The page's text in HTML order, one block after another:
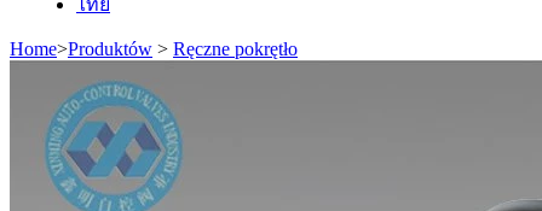
ไทย
Home>Produktów > Ręczne pokrętło